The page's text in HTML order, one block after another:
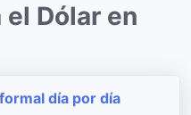
Dólar en
día por día